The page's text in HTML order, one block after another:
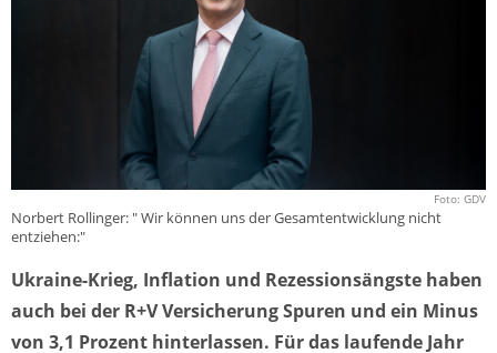
Foto: GDV
Norbert Rollinger: " Wir können uns der Gesamtentwicklung nicht
entziehen:"
Ukraine-Krieg, Inflation und Rezessionsängste haben
auch bei der R+V Versicherung Spuren und ein Minus
von 3,1 Prozent hinterlassen. Für das laufende Jahr